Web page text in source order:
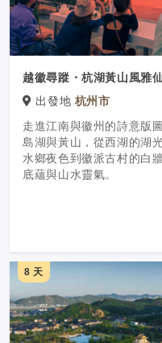
越徽尋蹤・杭湖黃山風雅
出發地 杭州市
走進江南與徽州的詩意版
島湖與黃山，從西湖的湖
水鄉夜色到徽派古村的白
底蘊與山水靈氣。
8 天